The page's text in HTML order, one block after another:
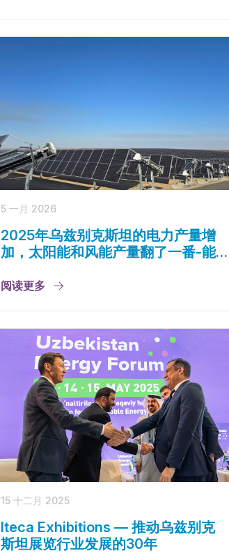
5 一月 2026
2025年乌兹别克斯坦的电力产量增
加，太阳能和风能产量翻了一番-能
阅读更多
15 十二月 2025
Iteca Exhibitions — 推动乌兹别克
斯坦展览行业发展的30年